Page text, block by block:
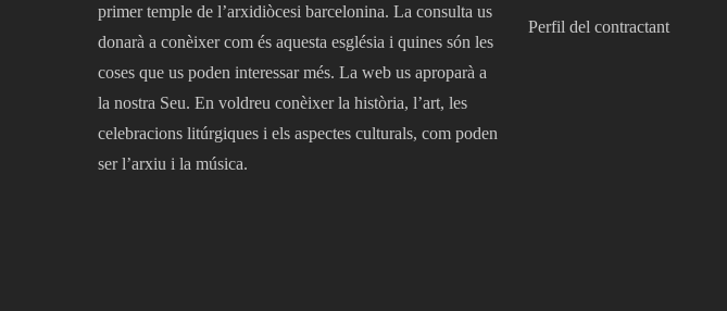
primer temple de l’arxidiòcesi barcelonina. La consulta us
donarà a conèixer com és aquesta església i quines són les
coses que us poden interessar més. La web us aproparà a
la nostra Seu. En voldreu conèixer la història, l’art, les
celebracions litúrgiques i els aspectes culturals, com poden
ser l’arxiu i la música.
Perfil del contractant